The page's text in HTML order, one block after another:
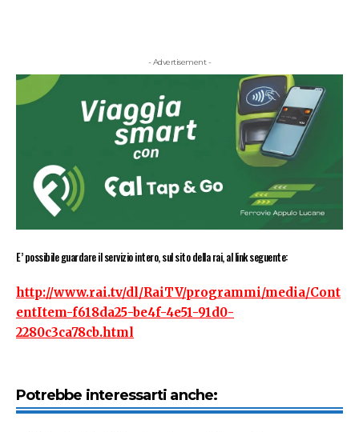
- Advertisement -
E’ possibile guardare il servizio intero, sul sito della rai, al link seguente:
http://www.rai.tv/dl/RaiTV/programmi/media/Cont
entItem-f618da25-be4f-4e51-91d0-
2280c3ca78cb.html
Potrebbe interessarti anche: